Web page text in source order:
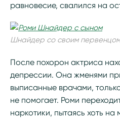
равновесие, свалился на
Шнайдер со своим
После похорон актриса
депрессии. Она жменями
выписанные врачами,
не помогает. Роми
наркотики, пытаясь хоть на